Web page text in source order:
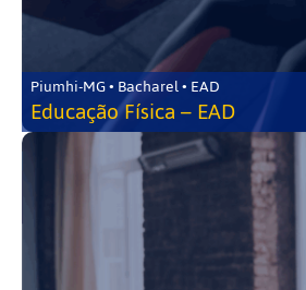
Piumhi-MG • Bacharel • EAD
Educação Física – EAD